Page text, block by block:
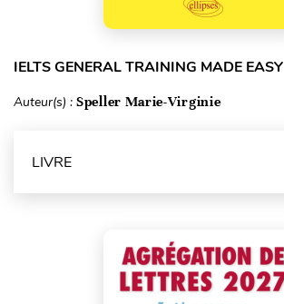
IELTS GENERAL TRAINING MADE EASY
Auteur(s) : Speller Marie-Virginie
LIVRE